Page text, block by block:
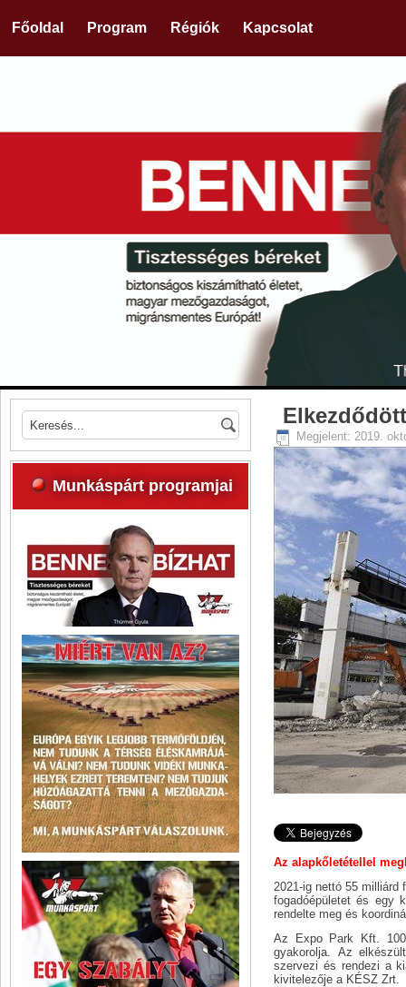
Főoldal Program Régiók Kapcsolat
Munkáspárt programjai
Megjelent: 2019.
Az alapkőletétellel
2021-ig nettó 55
fogadóépületet és egy
rendelte meg és
Az Expo Park Kft.
gyakorolja. Az
szervezi és rendezi a
kivitelezője a KÉSZ Zrt.